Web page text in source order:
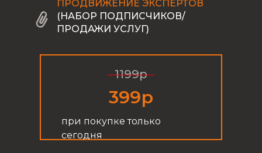
ПРОДВИЖЕНИЕ ЭКСПЕРТОВ
(НАБОР ПОДПИСЧИКОВ/
ПРОДАЖИ УСЛУГ)
1199р
399р
при покупке только
сегодня